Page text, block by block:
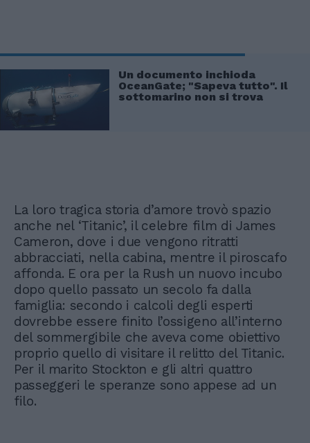
Un documento inchioda
OceanGate; "Sapeva tutto". Il
sottomarino non si trova
La loro tragica storia d’amore trovò spazio
anche nel ‘Titanic’, il celebre film di James
Cameron, dove i due vengono ritratti
abbracciati, nella cabina, mentre il piroscafo
affonda. E ora per la Rush un nuovo incubo
dopo quello passato un secolo fa dalla
famiglia: secondo i calcoli degli esperti
dovrebbe essere finito l’ossigeno all’interno
del sommergibile che aveva come obiettivo
proprio quello di visitare il relitto del Titanic.
Per il marito Stockton e gli altri quattro
passeggeri le speranze sono appese ad un
filo.